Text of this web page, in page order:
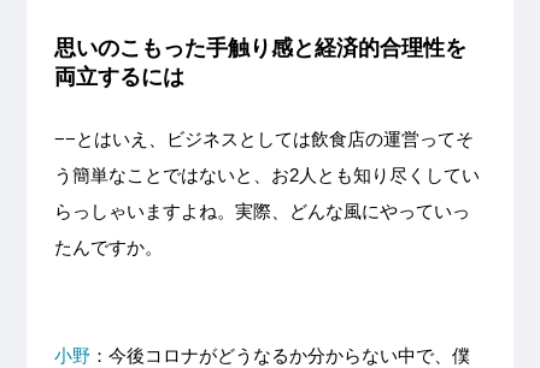
思いのこもった手触り感と経済的合理性を
両立するには
−−とはいえ、ビジネスとしては飲食店の運営ってそ
う簡単なことではないと、お2人とも知り尽くしてい
らっしゃいますよね。実際、どんな風にやっていっ
たんですか。
小野：今後コロナがどうなるか分からない中で、僕